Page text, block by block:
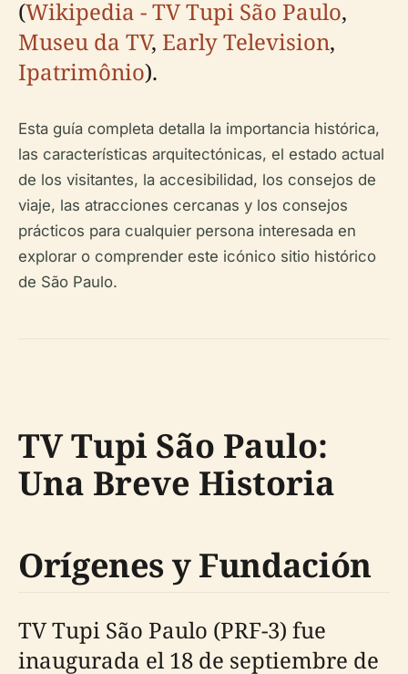
(Wikipedia - TV Tupi São Paulo,
Museu da TV, Early Television,
Ipatrimônio).
Esta guía completa detalla la importancia histórica,
las características arquitectónicas, el estado actual
de los visitantes, la accesibilidad, los consejos de
viaje, las atracciones cercanas y los consejos
prácticos para cualquier persona interesada en
explorar o comprender este icónico sitio histórico
de São Paulo.
TV Tupi São Paulo:
Una Breve Historia
Orígenes y Fundación
TV Tupi São Paulo (PRF-3) fue
inaugurada el 18 de septiembre de